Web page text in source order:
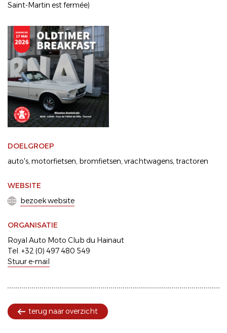
Saint-Martin est fermée)
DOELGROEP
auto's motorfietsen bromfietsen vrachtwagens tractoren
WEBSITE
bezoek website
ORGANISATIE
Royal Auto Moto Club du Hainaut
Tel. +32 (0) 497 480 549
Stuur e-mail
terug naar overzicht